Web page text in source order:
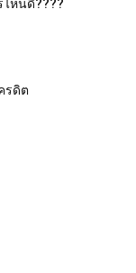
หนดี????
รดิต